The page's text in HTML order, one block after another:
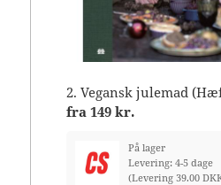
2. Vegansk julemad
fra149 kr.
På lager
Levering: 4-5 dage
(Levering 39.00